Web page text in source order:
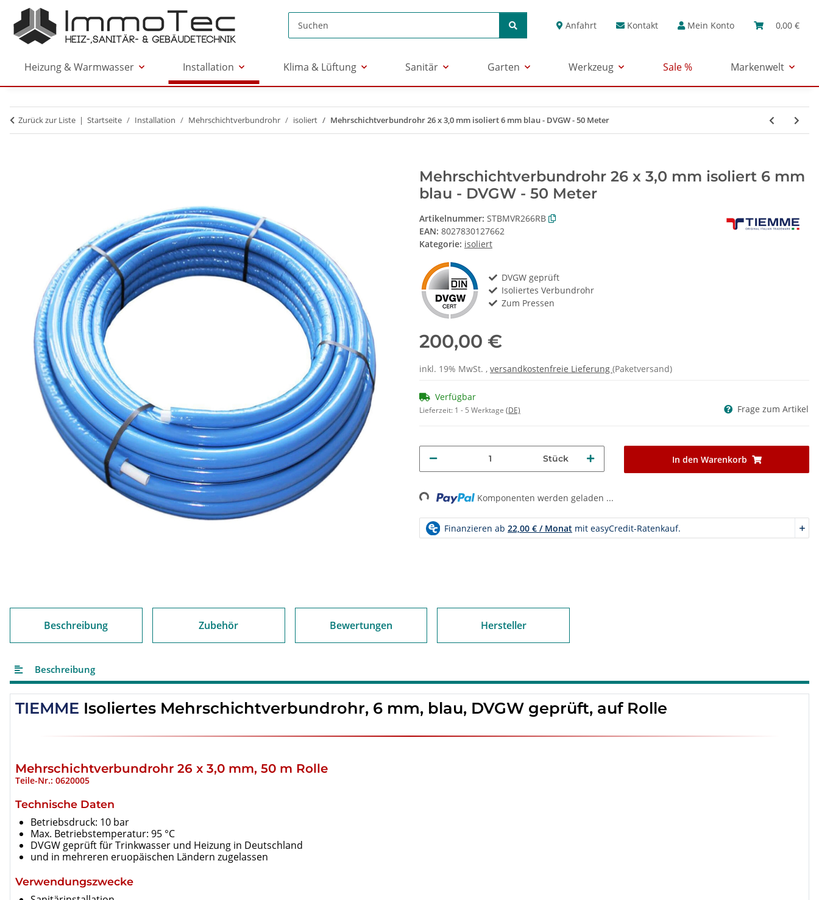
Anfahrt Kontakt Mein Konto 0,00 €
Heizung & Warmwasser Installation Klima & Lüftung Sanitär Garten Werkzeug Sale % Markenwelt
Zurück zur Liste Startseite Installation Mehrschichtverbundrohr isoliert Mehrschichtverbundrohr 26 x 3,0 mm isoliert 6 mm blau - DVGW - 50 Meter
Mehrschichtverbundrohr 26 x 3,0 mm isoliert 6 mm
blau - DVGW - 50 Meter
Artikelnummer: STBMVR266RB
EAN: 8027830127662
Kategorie: isoliert
DVGW geprüft
Isoliertes Verbundrohr
Zum Pressen
200,00 €
inkl. 19% MwSt. , versandkostenfreie Lieferung (Paketversand)
Verfügbar
Lieferzeit: 1 - 5 Werktage (DE) Frage zum Artikel
Stück In den Warenkorb
Loading... Komponenten werden geladen ...
Beschreibung Zubehör Bewertungen Hersteller
Beschreibung
TIEMME Isoliertes Mehrschichtverbundrohr, 6 mm, blau, DVGW geprüft, auf Rolle
Mehrschichtverbundrohr 26 x 3,0 mm, 50 m Rolle
Teile-Nr.: 0620005
Technische Daten
Betriebsdruck: 10 bar
Max. Betriebstemperatur: 95 °C
DVGW geprüft für Trinkwasser und Heizung in Deutschland
und in mehreren eruopäischen Ländern zugelassen
Verwendungszwecke